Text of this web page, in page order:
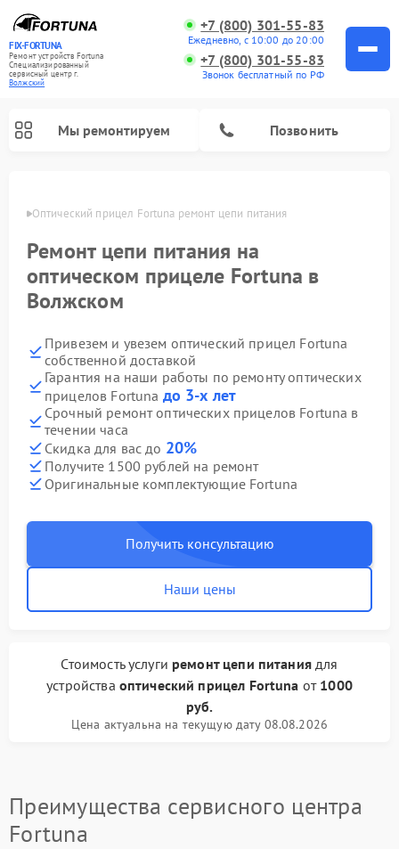
FIX-FORTUNA
Ремонт устройств Fortuna
Специализированный
cервисный центр г.
Волжский
+7 (800) 301-55-83
Ежедневно, с 10:00 до 20:00
+7 (800) 301-55-83
Звонок бесплатный по РФ
Мы ремонтируем Позвонить
Оптический прицел Fortuna ремонт цепи питания
Ремонт цепи питания на
оптическом прицеле Fortuna в
Волжском
Привезем и увезем оптический прицел Fortuna
собственной доставкой
Гарантия на наши работы по ремонту оптических
прицелов Fortuna до 3-х лет
Срочный ремонт оптических прицелов Fortuna в
течении часа
Скидка для вас до 20%
Получите 1500 рублей на ремонт
Оригинальные комплектующие Fortuna
Получить консультацию
Наши цены
Стоимость услуги ремонт цепи питаниядля
устройства оптический прицел Fortuna от 1000
руб.
Цена актуальна на текущую дату 08.08.2026
Преимущества сервисного центра
Fortuna